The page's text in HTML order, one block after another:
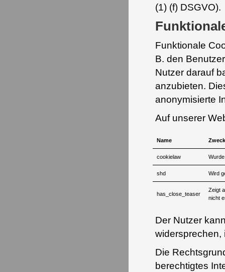
(1) (f) DSGVO).
Funktionale
B. den
Nutzer darauf
anzubieten.
anonymisierte
Auf unserer
Name
cookielaw
shd Wird
has_close_teaser
Zeigt
nicht
Der Nutzer
Die
berechtigtes